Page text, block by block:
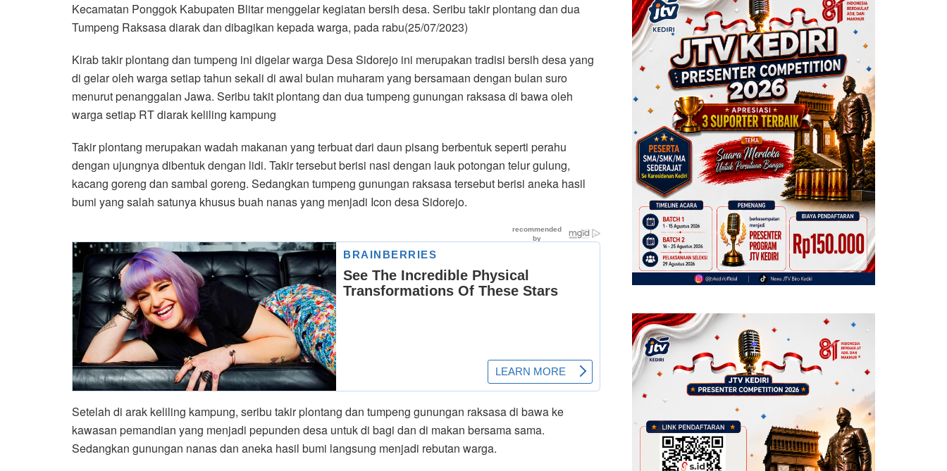
Kecamatan Ponggok Kabupaten Blitar menggelar kegiatan bersih desa. Seribu takir plontang dan dua
Tumpeng Raksasa diarak dan dibagikan kepada warga, pada rabu(25/07/2023)
Kirab takir plontang dan tumpeng ini digelar warga Desa Sidorejo ini merupakan tradisi bersih desa yang
di gelar oleh warga setiap tahun sekali di awal bulan muharam yang bersamaan dengan bulan suro
menurut penanggalan Jawa. Seribu takit plontang dan dua tumpeng gunungan raksasa di bawa oleh
warga setiap RT diarak keliling kampung
Takir plontang merupakan wadah makanan yang terbuat dari daun pisang berbentuk seperti perahu
dengan ujungnya dibentuk dengan lidi. Takir tersebut berisi nasi dengan lauk potongan telur gulung,
kacang goreng dan sambal goreng. Sedangkan tumpeng gunungan raksasa tersebut berisi aneka hasil
bumi yang salah satunya khusus buah nanas yang menjadi Icon desa Sidorejo.
Setelah di arak keliling kampung, seribu takir plontang dan tumpeng gunungan raksasa di bawa ke
kawasan pemandian yang menjadi pepunden desa untuk di bagi dan di makan bersama sama.
Sedangkan gunungan nanas dan aneka hasil bumi langsung menjadi rebutan warga.